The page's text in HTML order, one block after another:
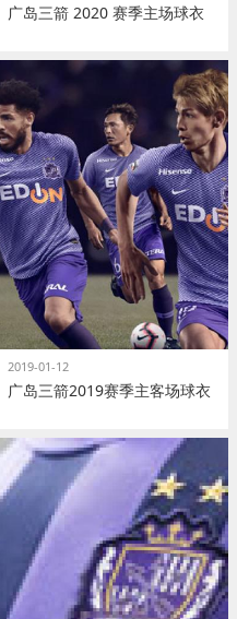
广岛三箭 2020 赛季主场球衣
2019-01-12
广岛三箭2019赛季主客场球衣